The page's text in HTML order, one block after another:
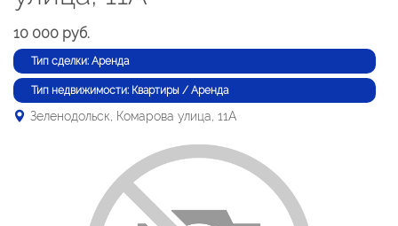
10 000 руб.
Тип сделки: Аренда
Тип недвижимости: Квартиры / Аренда
Зеленодольск, Комарова улица, 11А